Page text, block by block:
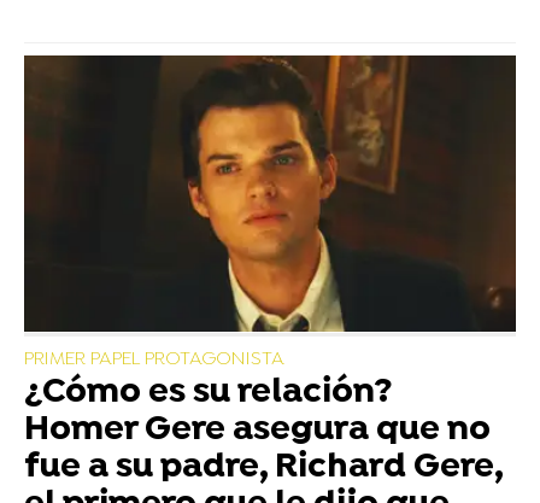
PRIMER PAPEL PROTAGONISTA
¿Cómo es su relación?
Homer Gere asegura que no
fue a su padre, Richard Gere,